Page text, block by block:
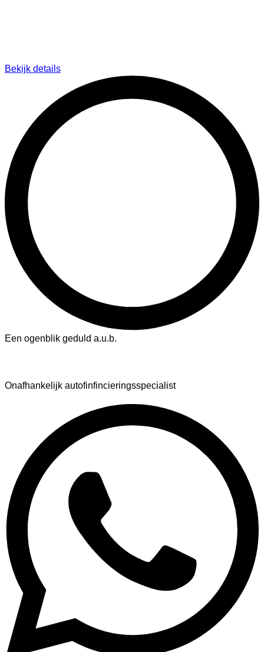
Bekijk details
Een ogenblik geduld a.u.b.
Onafhankelijk autofinfincieringsspecialist